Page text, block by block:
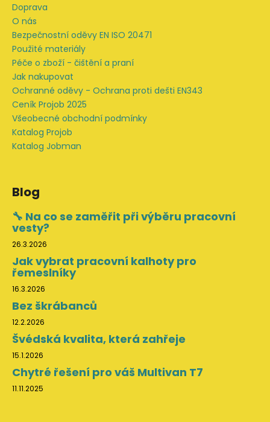
Doprava
O nás
Bezpečnostní oděvy EN ISO 20471
Použité materiály
Péče o zboží - čištění a praní
Jak nakupovat
Ochranné oděvy - Ochrana proti dešti EN343
Ceník Projob 2025
Všeobecné obchodní podmínky
Katalog Projob
Katalog Jobman
Blog
🔧 Na co se zaměřit při výběru pracovní
vesty?
26.3.2026
Jak vybrat pracovní kalhoty pro
řemeslníky
16.3.2026
Bez škrábanců
12.2.2026
Švédská kvalita, která zahřeje
15.1.2026
Chytré řešení pro váš Multivan T7
11.11.2025